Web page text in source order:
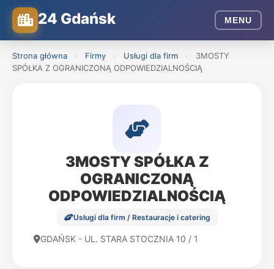
24 Gdańsk MENU
Strona główna › Firmy › Usługi dla firm ›
3MOSTY
SPÓŁKA Z OGRANICZONĄ ODPOWIEDZIALNOŚCIĄ
3MOSTY SPÓŁKA Z
OGRANICZONĄ
ODPOWIEDZIALNOŚCIĄ
Usługi dla firm / Restauracje i catering
GDAŃSK - UL. STARA STOCZNIA 10 / 1